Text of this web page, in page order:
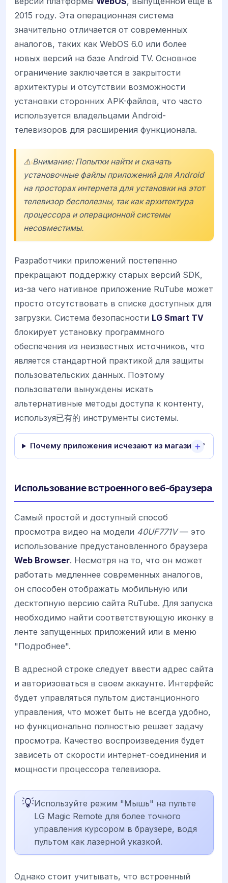
2015 году. Эта операционная система
значительно отличается от современных
аналогов, таких как WebOS 6.0 или более
новых версий на базе Android TV. Основное
ограничение заключается в закрытости
архитектуры и отсутствии возможности
установки сторонних APK-файлов, что часто
используется владельцами Android-
телевизоров для расширения функционала.
⚠️ Внимание: Попытки найти и скачать
установочные файлы приложений для Android
на просторах интернета для установки на этот
телевизор бесполезны, так как архитектура
процессора и операционной системы
несовместимы.
Разработчики приложений постепенно
прекращают поддержку старых версий SDK,
из-за чего нативное приложение RuTube может
просто отсутствовать в списке доступных для
загрузки. Система безопасности LG Smart TV
блокирует установку программного
обеспечения из неизвестных источников, что
является стандартной практикой для защиты
пользовательских данных. Поэтому
пользователи вынуждены искать
альтернативные методы доступа к контенту,
используя已有的 инструменты системы.
Почему приложения исчезают из магазина?
Использование встроенного веб-браузера
Самый простой и доступный способ
просмотра видео на модели 40UF771V— это
использование предустановленного браузера
Web Browser. Несмотря на то, что он может
работать медленнее современных аналогов,
он способен отображать мобильную или
десктопную версию сайта RuTube. Для запуска
необходимо найти соответствующую иконку в
ленте запущенных приложений или в меню
"Подробнее".
В адресной строке следует ввести адрес сайта
и авторизоваться в своем аккаунте. Интерфейс
будет управляться пультом дистанционного
управления, что может быть не всегда удобно,
но функционально полностью решает задачу
просмотра. Качество воспроизведения будет
зависеть от скорости интернет-соединения и
мощности процессора телевизора.
💡Используйте режим "Мышь" на пульте
LG Magic Remote для более точного
управления курсором в браузере, водя
пультом как лазерной указкой.
Однако стоит учитывать, что встроенный